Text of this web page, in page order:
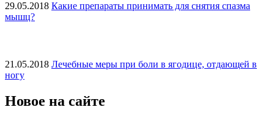
29.05.2018 Какие препараты принимать для снятия спазма
мышц?
21.05.2018 Лечебные меры при боли в ягодице, отдающей в
ногу
Новое на сайте